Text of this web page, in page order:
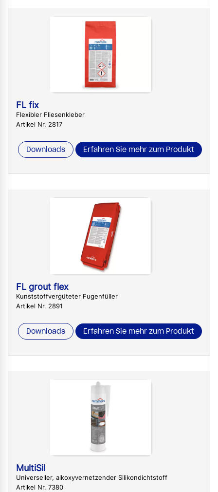
FL fix
Flexibler Fliesenkleber
Artikel Nr. 2817
Downloads Erfahren Sie mehr zum Produkt
FL grout flex
Kunststoffvergüteter Fugenfüller
Artikel Nr. 2891
Downloads Erfahren Sie mehr zum Produkt
MultiSil
Universeller, alkoxyvernetzender Silikondichtstoff
Artikel Nr. 7380